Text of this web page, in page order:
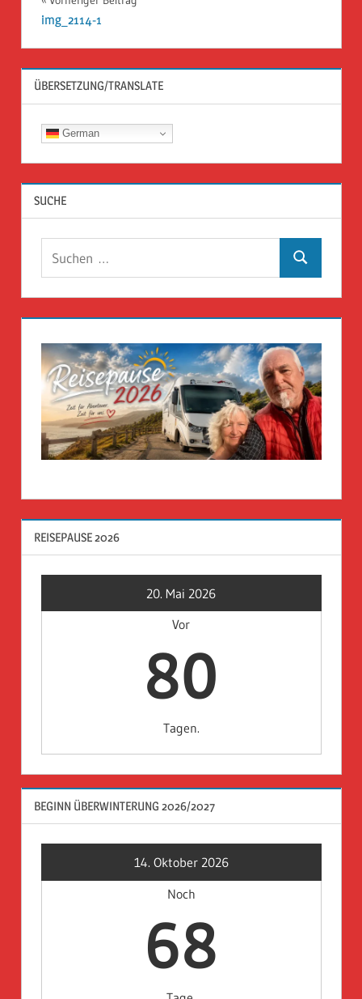
img_2114-1
ÜBERSETZUNG/TRANSLATE
German
SUCHE
Suchen
REISEPAUSE 2026
20. Mai 2026
Vor
80
Tagen.
BEGINN ÜBERWINTERUNG 2026/2027
14. Oktober 2026
Noch
68